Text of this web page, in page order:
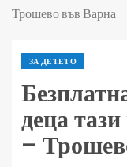
Трошево във Варна
ЗА ДЕТЕТО
деца
–